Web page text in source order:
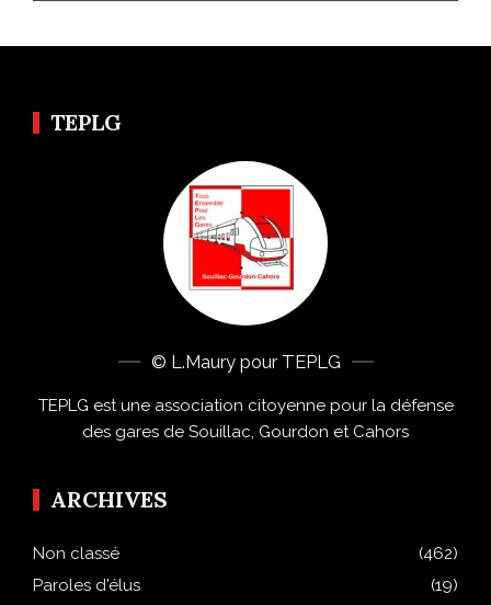
TEPLG
© L.Maury pour TEPLG
TEPLG est une association citoyenne pour la défense
des gares de Souillac, Gourdon et Cahors
ARCHIVES
Non classé
(462)
Paroles d'élus
(19)